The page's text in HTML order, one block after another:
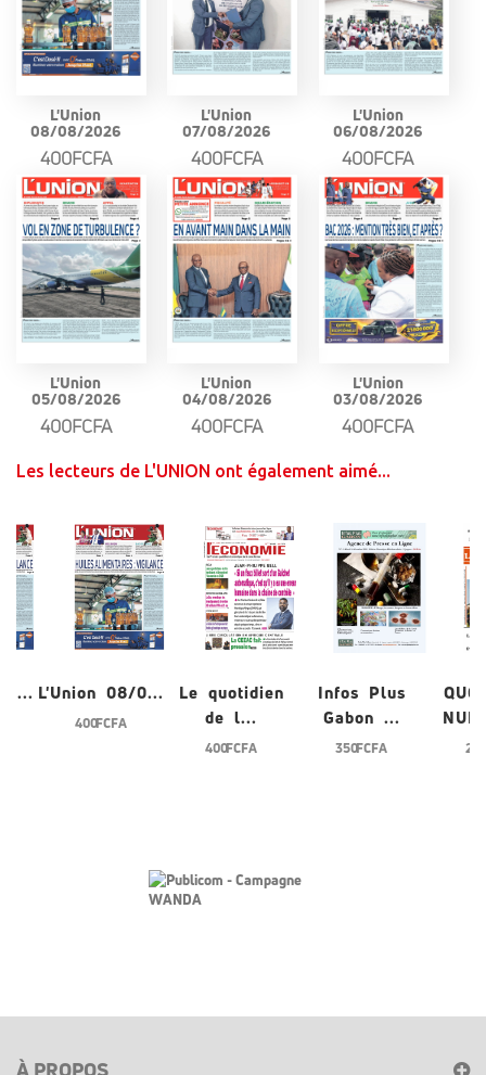
L'Union
08/08/2026
400FCFA
L'Union
07/08/2026
400FCFA
L'Union
06/08/2026
400FCFA
L'Union
05/08/2026
400FCFA
L'Union
04/08/2026
400FCFA
L'Union
03/08/2026
400FCFA
Les lecteurs de L'UNION ont également aimé...
0... L'Union 08/0...
400 FCFA
Le quotidien
de l...
400 FCFA
Infos Plus
Gabon ...
350 FCFA
À PROPOS